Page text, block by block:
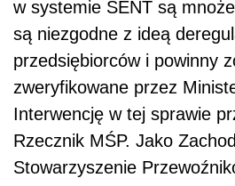
w systemie SENT są
są niezgodne z ideą
przedsiębiorców i powinny
zweryfikowane przez
Interwencję w tej sprawie
Rzecznik MŚP. Jako
Stowarzyszenie